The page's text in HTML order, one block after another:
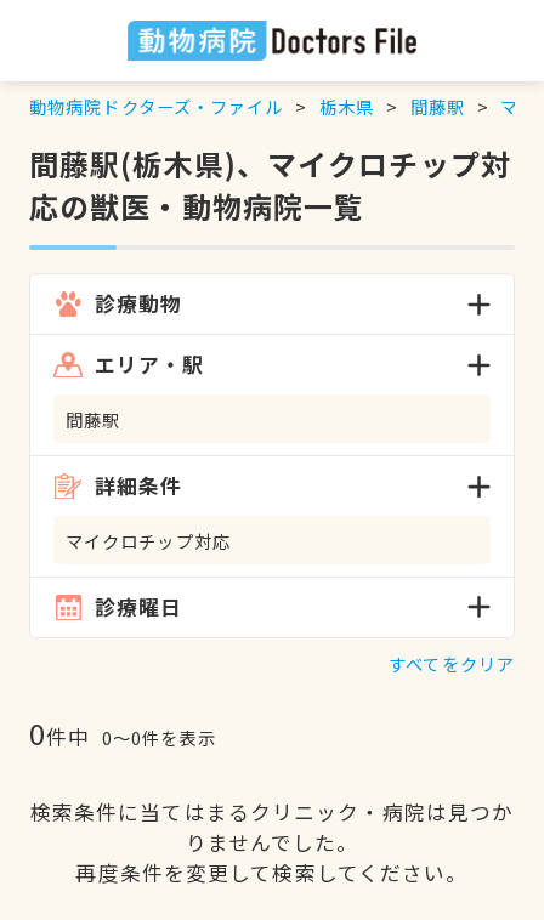
動物病院ドクターズ・ファイル 栃木県 間藤駅 マイ
間藤駅(栃木県)、マイクロチップ対
応の獣医・動物病院一覧
診療動物
エリア・駅
間藤駅
詳細条件
マイクロチップ対応
診療曜日
すべてをクリア
0件中 0〜0件を表示
検索条件に当てはまるクリニック・病院は見つか
りませんでした。
再度条件を変更して検索してください。